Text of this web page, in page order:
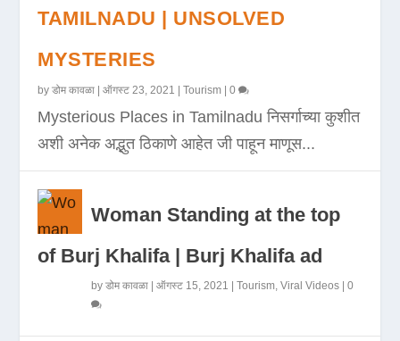
TAMILNADU | UNSOLVED
MYSTERIES
byडोम कावळा |ऑगस्ट 23, 2021 |Tourism |0
Mysterious Places in Tamilnadu निसर्गाच्या कुशीत
अशी अनेक अद्भुत ठिकाणे आहेत जी पाहून माणूस...
Woman Standing at the top
of Burj Khalifa | Burj Khalifa ad
byडोम कावळा |ऑगस्ट 15, 2021 |Tourism ,Viral Videos |0